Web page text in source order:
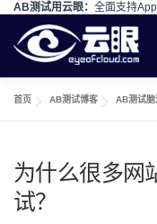
AB测试用云眼： 全面支持
Skip to content
首页 AB测试博客 AB测试脑
为什么很多网
试？